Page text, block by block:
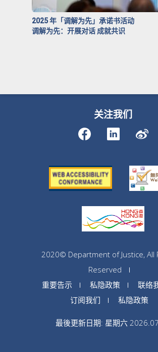
2025 年「调解为先」承诺书活动
调解为先：开展对话 成就共识
关注我们
2020© Department of Justice, All
Reserved
重要告示
私隐政策
联络
订阅我们
私隐政策
最後更新日期: 星期六